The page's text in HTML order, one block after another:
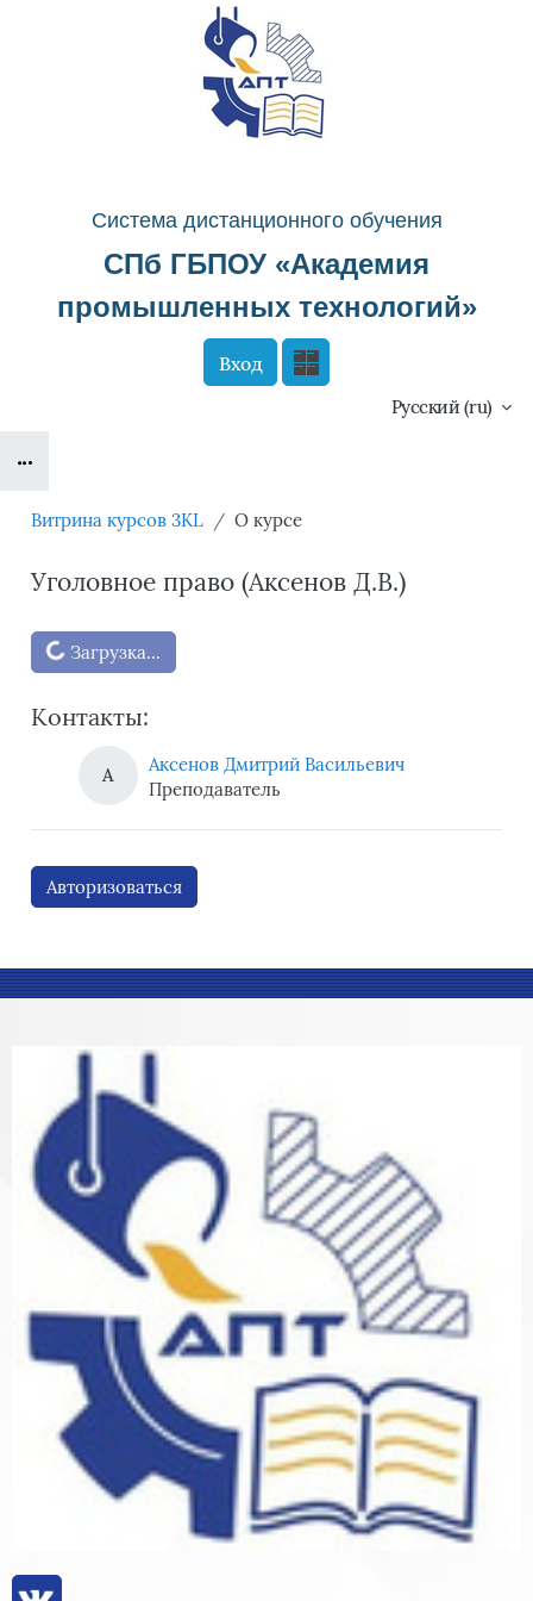
Перейти к основному содержанию
Система дистанционного обучения
СПб ГБПОУ «Академия
промышленных технологий»
Вход
Русский ‎(ru)‎
Витрина курсов 3KL О курсе
Уголовное право (Аксенов Д.В.)
Блоки
Загрузка...
Контакты:
А
Аксенов Дмитрий Васильевич
Преподаватель
Авторизоваться
Блоки